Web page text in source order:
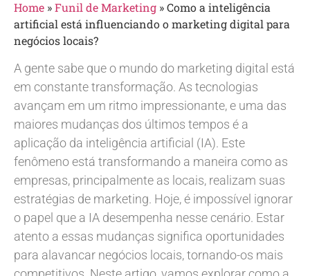
Home »Funil de Marketing »Como a inteligência
artificial está influenciando o marketing digital para
negócios locais?
A gente sabe que o mundo do marketing digital está
em constante transformação. As tecnologias
avançam em um ritmo impressionante, e uma das
maiores mudanças dos últimos tempos é a
aplicação da inteligência artificial (IA). Este
fenômeno está transformando a maneira como as
empresas, principalmente as locais, realizam suas
estratégias de marketing. Hoje, é impossível ignorar
o papel que a IA desempenha nesse cenário. Estar
atento a essas mudanças significa oportunidades
para alavancar negócios locais, tornando-os mais